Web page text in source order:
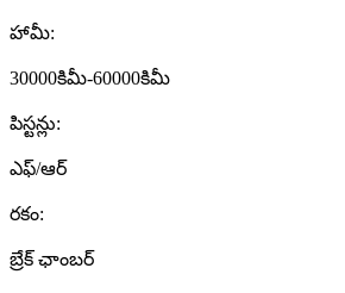
హామీ:
30000కిమీ-60000కిమీ
పిస్టన్లు:
ఎఫ్/ఆర్
రకం:
బ్రేక్ ఛాంబర్